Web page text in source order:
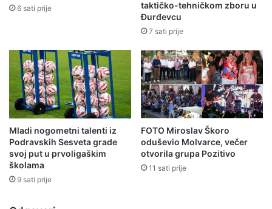
6 sati prije
taktičko-tehničkom zboru u
Đurđevcu
7 sati prije
Mladi nogometni talenti iz
Podravskih Sesveta grade
svoj put u prvoligaškim
školama
9 sati prije
FOTO Miroslav Škoro
oduševio Molvarce, večer
otvorila grupa Pozitivo
11 sati prije